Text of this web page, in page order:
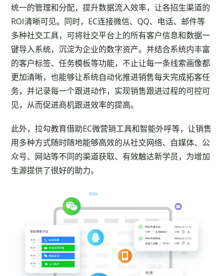
统一的管理和分配，提升数据流入效率，让各招生渠道的
ROI清晰可见。同时，EC连接微信、QQ、电话、邮件等
多种社交工具，可将社交平台上的所有客户信息和数据一
键导入系统，沉淀为企业的数字资产。并结合系统内丰富
的客户标签、任务模板等功能，不止让每一条线索画像都
更加清晰，也能够让系统自动化推进销售每天完成拓客任
务，并记录每一个跟进动作，实现销售跟进过程的可控可
见，从而促进商机跟进效率的提高。
此外，拉勾教育借助EC微营销工具和智能外呼等，让销售
用多种方式随时随地能够高效的从社交网络、自媒体、公
众号、网站等不同的渠道获取、有效触达新学员，为增加
生源提供了很好的助力。